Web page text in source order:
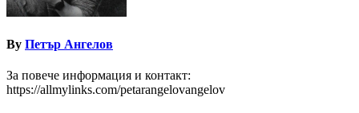
By Петър Ангелов
За повече информация и контакт:
https://allmylinks.com/petarangelovangelov